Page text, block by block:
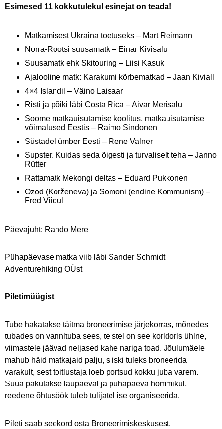
Esimesed 11 kokkutulekul esinejat on teada!
Matkamisest Ukraina toetuseks – Mart Reimann
Norra-Rootsi suusamatk – Einar Kivisalu
Suusamatk ehk Skitouring – Liisi Kasuk
Ajalooline matk: Karakumi kõrbematkad – Jaan Kiviall
4×4 Islandil – Väino Laisaar
Risti ja põiki läbi Costa Rica – Aivar Merisalu
Soome matkauisutamise koolitus, matkauisutamise
võimalused Eestis – Raimo Sindonen
Süstadel ümber Eesti – Rene Valner
Supster. Kuidas seda õigesti ja turvaliselt teha – Janno
Rütter
Rattamatk Mekongi deltas – Eduard Pukkonen
Ozod (Korženeva) ja Somoni (endine Kommunism) –
Fred Viidul
Päevajuht: Rando Mere
Pühapäevase matka viib läbi Sander Schmidt
Adventurehiking OÜst
Piletimüügist
Tube hakatakse täitma broneerimise järjekorras, mõnedes
tubades on vannituba sees, teistel on see koridoris ühine,
viimastele jäävad neljased kahe nariga toad. Jõulumäele
mahub häid matkajaid palju, siiski tuleks broneerida
varakult, sest toitlustaja loeb portsud kokku juba varem.
Süüa pakutakse laupäeval ja pühapäeva hommikul,
reedene õhtusöök tuleb tulijatel ise organiseerida.
Pileti saab seekord osta Broneerimiskeskusest.